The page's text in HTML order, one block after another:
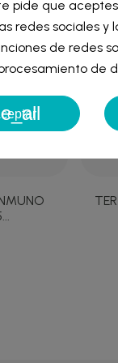
de la lista de
sesión
iniciar sesión para
pide que
redes sociales
de redes
de